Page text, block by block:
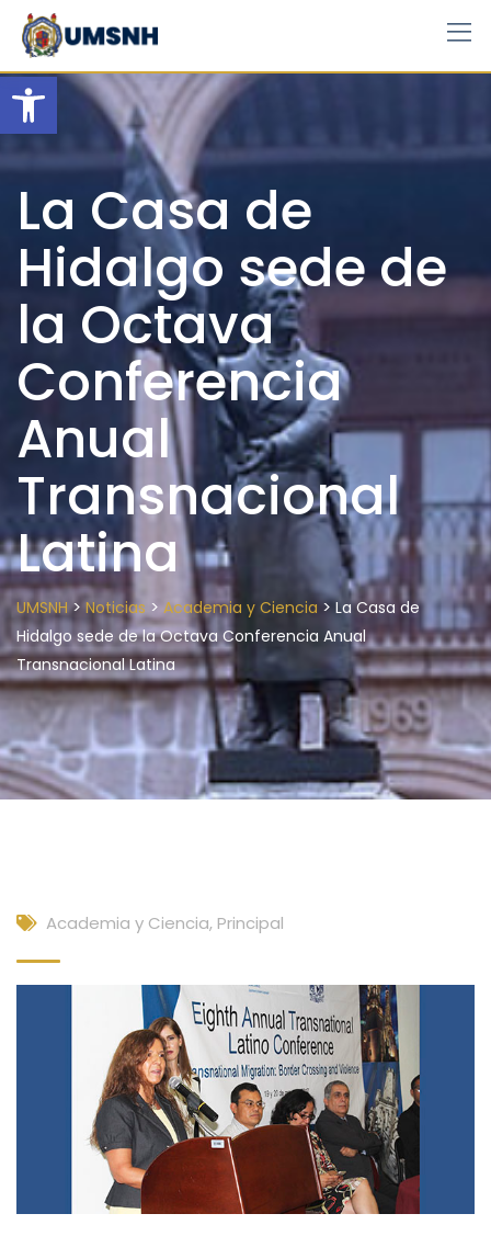
Open toolbar
Skip
content
La Casa de
Hidalgo sede de
la Octava
Conferencia
Anual
Transnacional
Latina
UMSNH> Noticias > Academia y Ciencia >La Casa de
Hidalgo sede de la Octava Conferencia Anual
Transnacional Latina
Academia y Ciencia, Principal